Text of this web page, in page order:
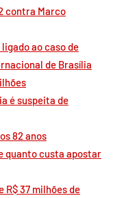
contra Marco
ao caso de
de Brasília
é suspeita de
82 anos
quanto custa apostar
37 milhões de